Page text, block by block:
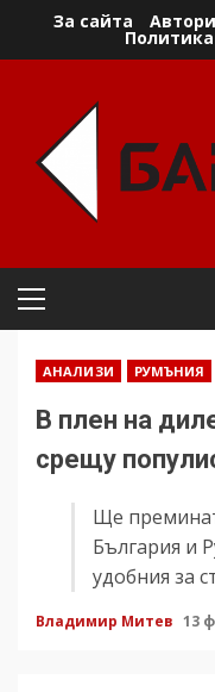
За сайта Автори
Primary
АНАЛИЗИ РУМЪНИЯ
В плен на
срещу
Ще
България и
удобния за
Владимир Митев 13